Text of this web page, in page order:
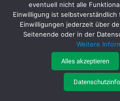
© MTA Schleif- und
Produkte Service
Kontakt
Jobs
eventuell nicht alle
Einwilligung ist
Einwilligungen jederzeit über
Seitenende oder in der
Weitere
Alles akzeptieren